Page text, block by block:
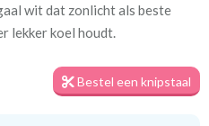
we je graag een tip. Meet
van een rail aan het
vloer voor de minste
wit dat zonlicht als beste
lekker koel houdt.
Bestel een knipstaal